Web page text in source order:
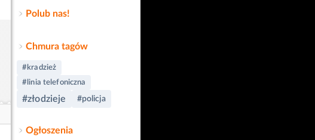
Polub nas!
Chmura tagów
#kradzież
#linia telefoniczna
#złodzieje #policja
Ogłoszenia